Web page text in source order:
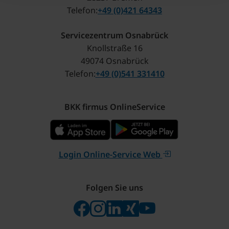
Telefon +49 (0)421 64343
Servicezentrum Osnabrück
Knollstraße 16
49074 Osnabrück
Telefon +49 (0)541 331410
BKK firmus OnlineService
Login Online-Service Web
Folgen Sie uns
Folgen Sie uns auf Facebook
Folgen Sie uns auf Instagram
Besuchen Sie uns bei
Besuchen Sie uns bei
Besuchen Sie uns